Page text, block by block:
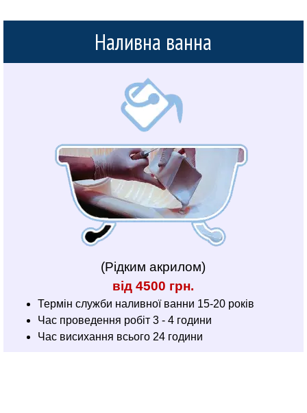
Наливна ванна
(Рідким акрилом)
від 4500 грн.
Термін служби наливної ванни 15-20 років
Час проведення робіт 3 - 4 години
Час висихання всього 24 години